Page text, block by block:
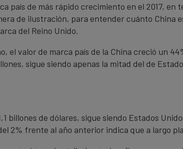
país de más rápido crecimiento en el 2017, en
de ilustración, para entender cuánto China
del Reino Unido.
el valor de marca país de la China creció un
sigue siendo apenas la mitad del de
billones de dólares, sigue siendo Estados
2% frente al año anterior indica que a largo